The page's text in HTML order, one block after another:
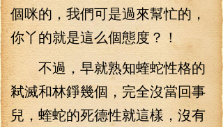
個咪的，我們可是過來幫忙的，
你丫的就是這么個態度？！
不過，早就熟知蝰蛇性格的
弒滅和林錚幾個，完全沒當回事
兒，蝰蛇的死德性就這樣，沒有